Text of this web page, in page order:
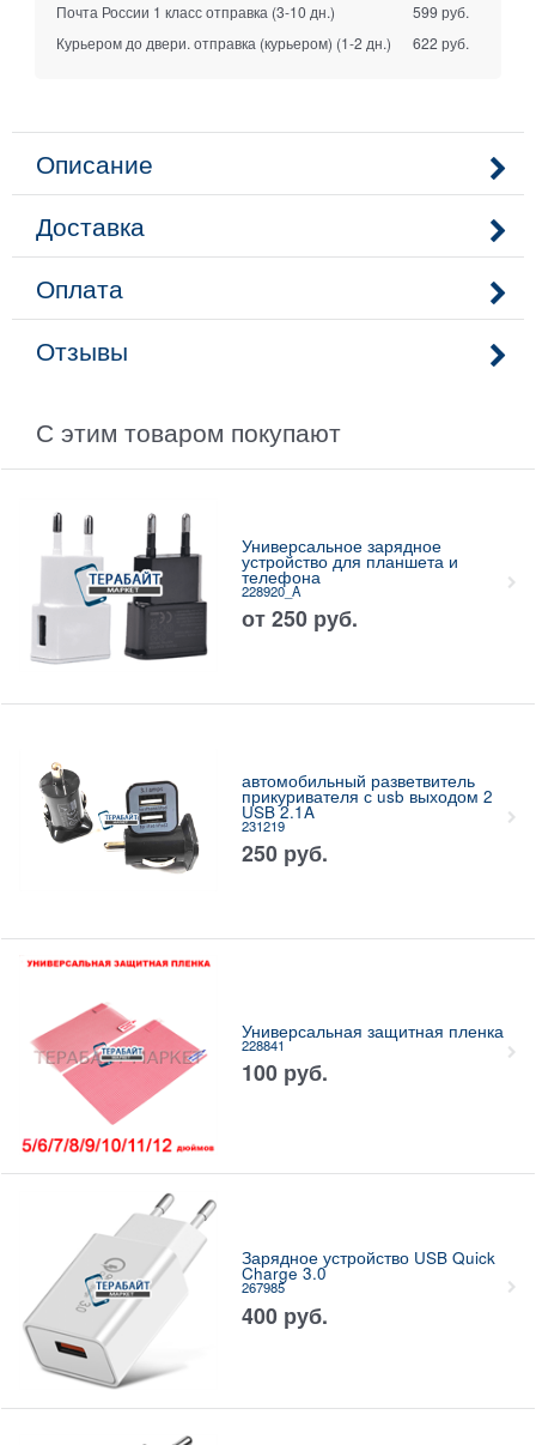
Почта России 1 класс отправка (3-10 дн.)
599 руб.
Курьером до двери. отправка (курьером) (1-2 дн.) 622 руб.
Описание
Доставка
Оплата
Отзывы
С этим товаром покупают
Универсальное зарядное
устройство для планшета и
телефона
228920_A
от 250 руб.
автомобильный разветвитель
прикуривателя с usb выходом 2
USB 2.1A
231219
250 руб.
Универсальная защитная пленка
228841
100 руб.
Зарядное устройство USB Quick
Charge 3.0
267985
400 руб.